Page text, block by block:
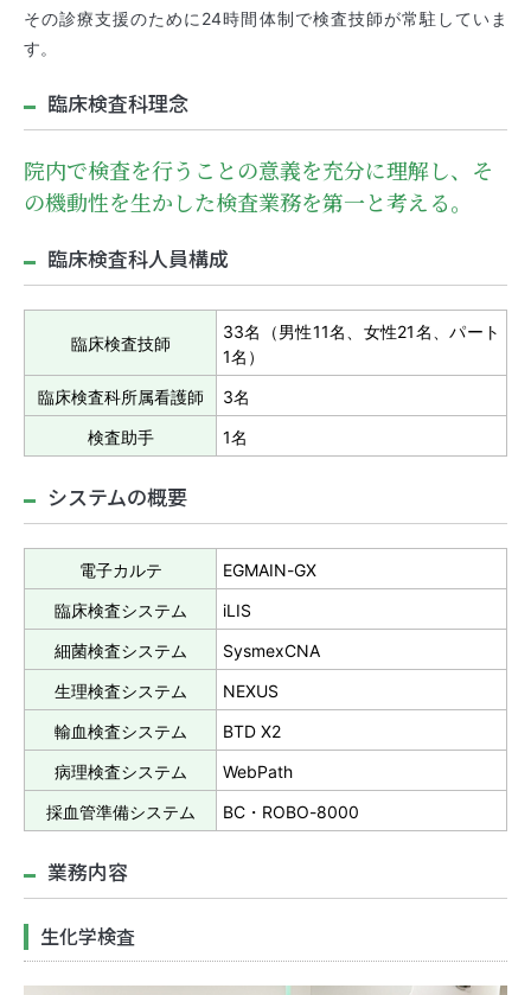
その診療支援のために24時間体制で検査技師が常駐していま
す。
臨床検査科理念
院内で検査を行うことの意義を充分に理解し、そ
の機動性を生かした検査業務を第一と考える。
臨床検査科人員構成
臨床検査技師
33名（男性11名、女性21名、パート
1名）
臨床検査科所属看護師
3名
検査助手
1名
システムの概要
電子カルテ
EGMAIN-GX
臨床検査システム
iLIS
細菌検査システム
SysmexCNA
生理検査システム
NEXUS
輸血検査システム
BTD X2
病理検査システム
WebPath
採血管準備システム
BC・ROBO-8000
業務内容
生化学検査